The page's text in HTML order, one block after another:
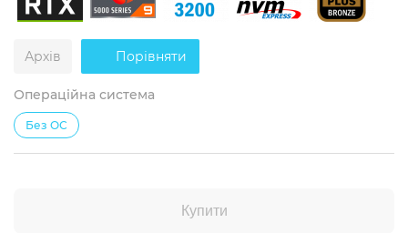
Архів Порівняти
Операційна система
Без ОС
Купити